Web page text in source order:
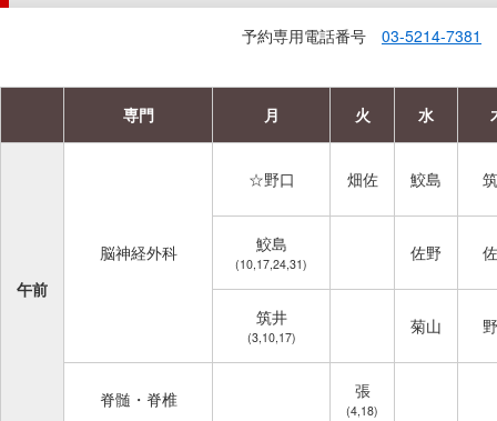
予約専用電話番号 03-5214-7381
専門 月 火 水
午前
脳神経外科
☆野口 畑佐 鮫島
鮫島
(10,17,24,31)
佐野
筑井
(3,10,17)
菊山
脊髄・脊椎 張
(4,18)